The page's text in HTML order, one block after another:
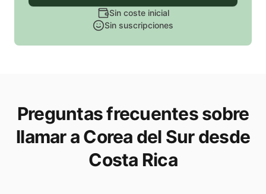
Sin coste inicial
Sin suscripciones
Preguntas frecuentes sobre
llamar a Corea del Sur desde
Costa Rica